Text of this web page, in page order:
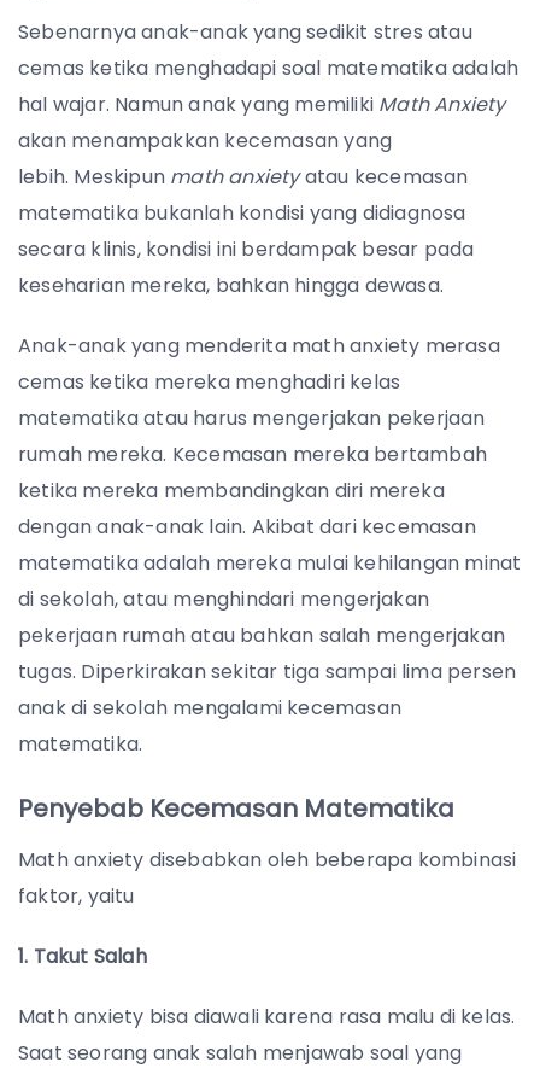
Sebenarnya anak-anak yang sedikit stres atau
cemas ketika menghadapi soal matematika adalah
hal wajar. Namun anak yang memiliki Math Anxiety
akan menampakkan kecemasan yang
lebih. Meskipun math anxietyatau kecemasan
matematika bukanlah kondisi yang didiagnosa
secara klinis, kondisi ini berdampak besar pada
keseharian mereka, bahkan hingga dewasa.
Anak-anak yang menderita math anxiety merasa
cemas ketika mereka menghadiri kelas
matematika atau harus mengerjakan pekerjaan
rumah mereka. Kecemasan mereka bertambah
ketika mereka membandingkan diri mereka
dengan anak-anak lain. Akibat dari kecemasan
matematika adalah mereka mulai kehilangan minat
di sekolah, atau menghindari mengerjakan
pekerjaan rumah atau bahkan salah mengerjakan
tugas. Diperkirakan sekitar tiga sampai lima persen
anak di sekolah mengalami kecemasan
matematika.
Penyebab Kecemasan Matematika
Math anxiety disebabkan oleh beberapa kombinasi
faktor, yaitu
1. Takut Salah
Math anxiety bisa diawali karena rasa malu di kelas.
Saat seorang anak salah menjawab soal yang